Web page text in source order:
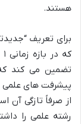
هستند.
برای تعریف
تضمین می کند
پیشرفت های علمی
از صرفاً تازگی آن
رشته علمی را